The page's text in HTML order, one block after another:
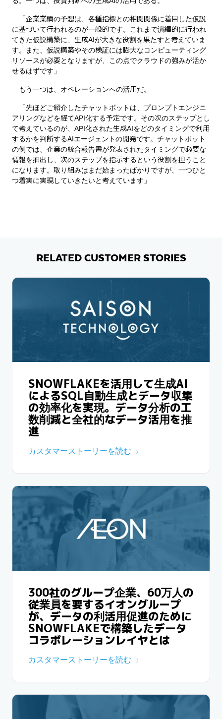
「企業業績の予想は、各種指標との相関関係に着目した仮説
に基づいて行われるのが一般的です。これまで演繹的に行われ
てきた仮説構築に、生成AIが大きな役割を果たすと考えていま
す。また、仮説構築やその検証には膨大なコンピューティング
リソースが必要となりますが、この点でクラウドの強みが活か
せるはずです」
もう一つは、オペレーションへの活用だ。
「先ほどご紹介したチャットボットは、プロンプトエンジニ
アリングなどを経てAPI化する予定です。その次のステップとし
て考えているのが、API化された生成AIをどのタイミングで利用
するかを判断するAIエージェントの開発です。チャットボット
の例では、企業の統合報告書が発表されたタイミングで必要な
情報を抽出し、次のステップを指示するという役割を担うこと
になります。取り組みはまだ始まったばかりですが、一つひと
つ着実に実現していきたいと考えています」
RELATED CUSTOMER STORIES
SNOWFLAKEを活用して生成AI
によるSQL自動生成とデータ収集
の効率化を実現。データ分析の工
数削減と全社的なデータ活用を推
進
カスタマーストーリーを読む
300社のグループ企業、60万人の
従業員を要するイオングループ
が、データの利活用促進のために
SNOWFLAKEで構築したデータ
コラボレーションレイヤとは
カスタマーストーリーを読む